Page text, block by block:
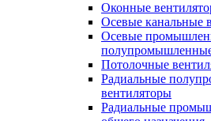
Оконные
Осевые канальные
Осевые
Потолочные
Радиальные
вентиляторы
Радиальные